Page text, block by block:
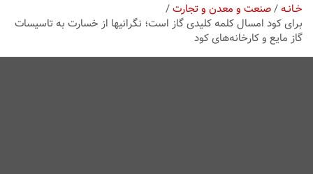
خـانـه صنعت و معدن و تجارت
برای کود امسال کلمه کلیدی گاز است؛ نگرانیها از خسارت به تاسیسات
گاز مایع و کارخانه‌های کود